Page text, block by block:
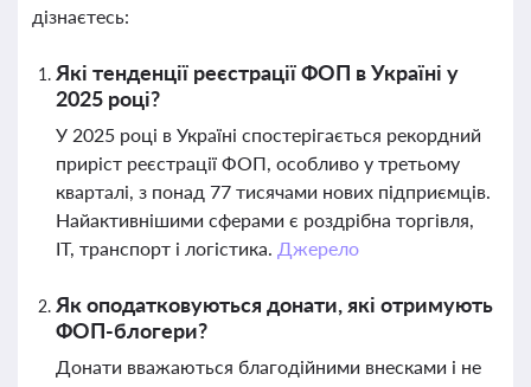
дізнаєтесь:
Які тенденції реєстрації ФОП в Україні у
2025 році?
У 2025 році в Україні спостерігається рекордний
приріст реєстрації ФОП, особливо у третьому
кварталі, з понад 77 тисячами нових підприємців.
Найактивнішими сферами є роздрібна торгівля,
ІТ, транспорт і логістика. Джерело
Як оподатковуються донати, які отримують
ФОП-блогери?
Донати вважаються благодійними внесками і не